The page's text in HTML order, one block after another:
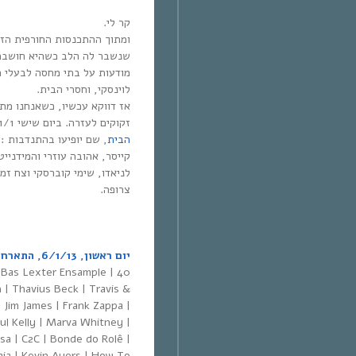
קר לי.
ומתוך ההתכנסות החורפית
שנשבר לה הלב כשהיא
מודעות על בתי מחסה לבעלי
לוינסקי, וחסרי הבית.
אז דווקא עכשיו, כשאנחנו
זקוקים לעזרה. ביום שישי 11/1 יתקיים בלבונטין 7
הבית
קייסר, אהובה עוזרי
לניאדו, שימי קוברסקי וצח
צרופה.
יום ראשון, 6/1/13, התארחו בתוכנית:
Lexter Ensample | 40
Thavius Beck | Travis &
James | Frank Zappa |
Kelly | Marva Whitney |
| C2C | Bonde do Rolê |